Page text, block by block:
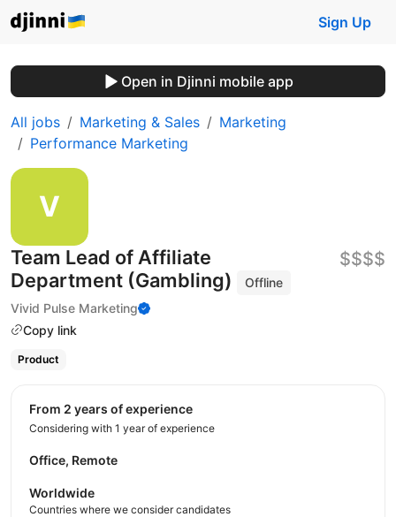
Sign Up
Open in Djinni mobile app
All jobs Marketing & Sales
Marketing
Performance Marketing
Team Lead of Affiliate
Department (Gambling)
Offline
Vivid Pulse Marketing
Copy link
$$$$
Product
from 2 years of experience
Considering with 1 year of experience
Office, Remote
Worldwide
Countries where we consider candidates